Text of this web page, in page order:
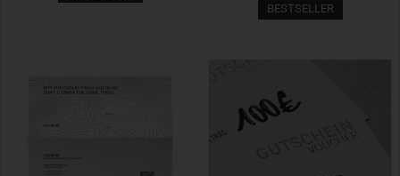
BESTSELLER